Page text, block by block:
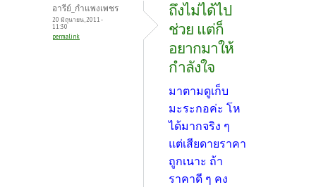
อารีย์_กำแพงเพชร
20 มิถุนายน, 2011 -
11:30
permalink
ถึงไม่ได้ไป
ช่วย แต่ก็
อยากมาให้
กำลังใจ
มาตามดูเก็บ
มะระกอค่ะ โห
ได้มากจริง ๆ
แต่เสียดายราคา
ถูกเนาะ ถ้า
ราคาดี ๆ คง